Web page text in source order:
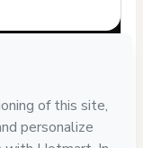
team, please
7939